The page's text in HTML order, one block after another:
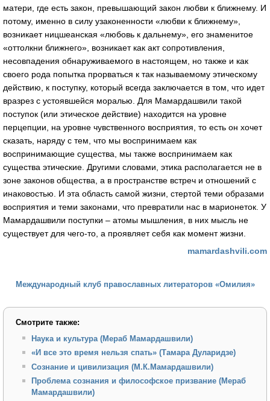
матери, где есть закон, превышающий закон любви к ближнему. И
потому, именно в силу узаконенности «любви к ближнему»,
возникает ницшеанская «любовь к дальнему», его знаменитое
«оттолкни ближнего», возникает как акт сопротивления,
несовпадения обнаруживаемого в настоящем, но также и как
своего рода попытка прорваться к так называемому этическому
действию, к поступку, который всегда заключается в том, что идет
вразрез с устоявшейся моралью. Для Мамардашвили такой
поступок (или этическое действие) находится на уровне
перцепции, на уровне чувственного восприятия, то есть он хочет
сказать, наряду с тем, что мы воспринимаем как
воспринимающие существа, мы также воспринимаем как
существа этические. Другими словами, этика располагается не в
зоне законов общества, а в пространстве встреч и отношений с
инаковостью. И эта область самой жизни, стертой теми образами
восприятия и теми законами, что превратили нас в марионеток. У
Мамардашвили поступки – атомы мышления, в них мысль не
существует для чего-то, а проявляет себя как момент жизни.
mamardashvili.com
Международный клуб православных литераторов «Омилия»
Смотрите также:
Наука и культура (Мераб Мамардашвили)
«И все это время нельзя спать» (Тамара Дуларидзе)
Сознание и цивилизация (М.К.Мамардашвили)
Проблема сознания и философское призвание (Мераб
Мамардашвили)